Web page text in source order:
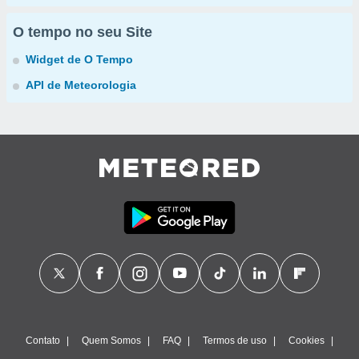
O tempo no seu Site
Widget de O Tempo
API de Meteorologia
Contato Quem Somos FAQ Termos de uso Cookies